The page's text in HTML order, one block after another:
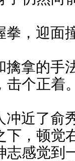
，迎面
拿的手
击个正着
近了俞
下，顿觉
志感觉到